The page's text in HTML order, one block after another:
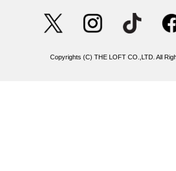
Copyrights (C) THE LOFT CO.,LTD. All